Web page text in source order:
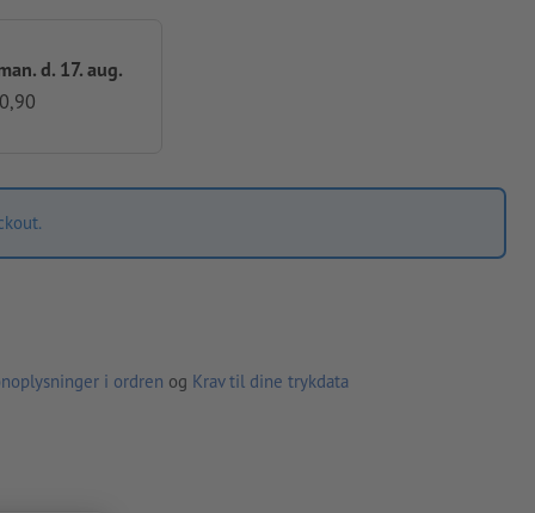
d. 17. aug.
i ordren og Krav til dine trykdata